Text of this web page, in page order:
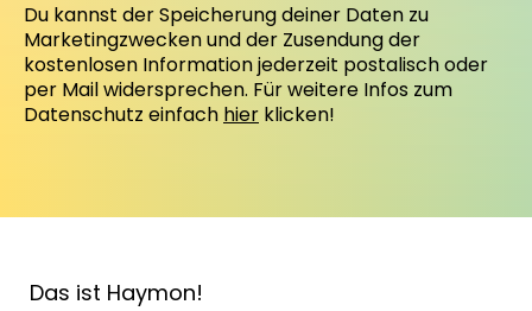
Du kannst der Speicherung deiner Daten zu
Marketingzwecken und der Zusendung der
kostenlosen Information jederzeit postalisch oder
per Mail widersprechen. Für weitere Infos zum
Datenschutz einfach hier klicken!
Das ist Haymon!